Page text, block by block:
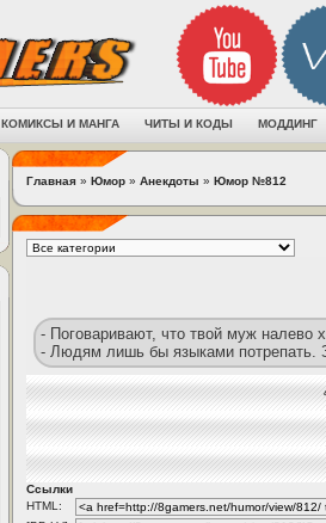
КОМИКСЫ И МАНГА ЧИТЫ И КОДЫ МОДДИНГ
Главная » Юмор » Анекдоты » Юмор №812
- Поговаривают, что твой муж налево
- Людям лишь бы языками потрепать.
Ссылки
HTML: